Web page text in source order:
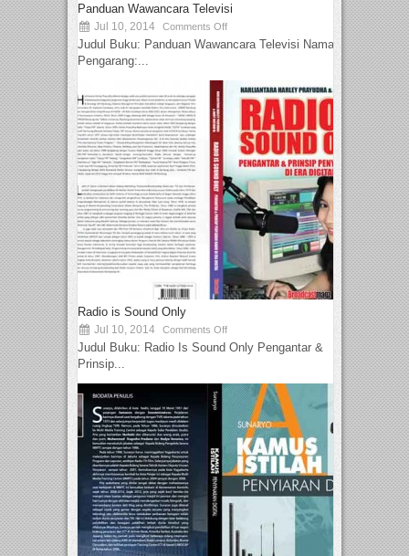
Panduan Wawancara Televisi
Jul 10, 2014 Comments Off
Judul Buku: Panduan Wawancara Televisi Nama
Pengarang:...
Radio is Sound Only
Jul 10, 2014 Comments Off
Judul Buku: Radio Is Sound Only Pengantar &
Prinsip...